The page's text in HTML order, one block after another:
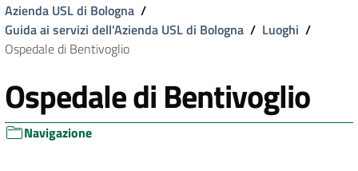
Azienda USL di Bologna /
Guida ai servizi dell'Azienda USL di Bologna / Luoghi /
Ospedale di Bentivoglio
Ospedale di Bentivoglio
Navigazione